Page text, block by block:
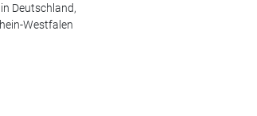
Deutschland,
Westfalen